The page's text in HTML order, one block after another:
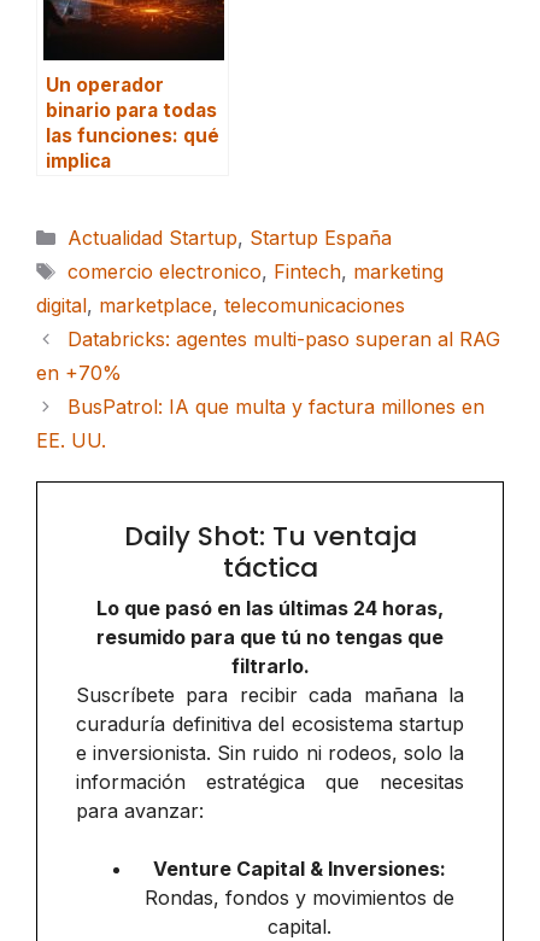
Un operador
binario para todas
las funciones: qué
implica
Categorías
Actualidad Startup, Startup España
Etiquetas
comercio electronico, Fintech, marketing
digital, marketplace, telecomunicaciones
Databricks: agentes multi-paso superan al RAG
en +70%
BusPatrol: IA que multa y factura millones en
EE. UU.
Daily Shot: Tu ventaja
táctica
Lo que pasó en las últimas 24 horas,
resumido para que tú no tengas que
filtrarlo.
Suscríbete para recibir cada mañana la
curaduría definitiva del ecosistema startup
e inversionista. Sin ruido ni rodeos, solo la
información estratégica que necesitas
para avanzar:
Venture Capital & Inversiones:
Rondas, fondos y movimientos de
capital.